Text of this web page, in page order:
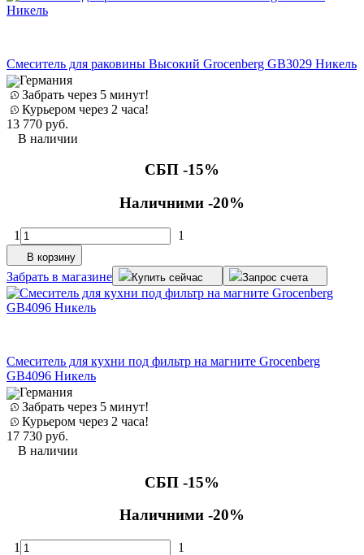
Смеситель для раковины Высокий Grocenberg GB3029 Никель
Германия
Забрать через 5 минут!
Курьером через 2 часа!
13 770 руб.
В наличии
СБП -15%
Наличними -20%
1 1
В корзину
Забрать в магазине Купить сейчас Запрос счета
Смеситель для кухни под фильтр на магните Grocenberg
GB4096 Никель
Германия
Забрать через 5 минут!
Курьером через 2 часа!
17 730 руб.
В наличии
СБП -15%
Наличними -20%
1 1